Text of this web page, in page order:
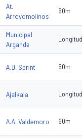
At.
Arroyomolinos
60m
Municipal
Arganda
Longitud
A.D. Sprint 60m
Ajalkala Longitud
A.A. Valdemoro 60m